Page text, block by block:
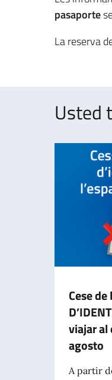
pasaporte
La reserva
Usted
Cese
viajar al
agosto
A partir